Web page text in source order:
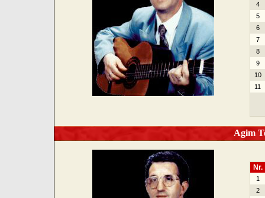
4
5
6
7
8
9
10
11
Agim
Nr.
1
2